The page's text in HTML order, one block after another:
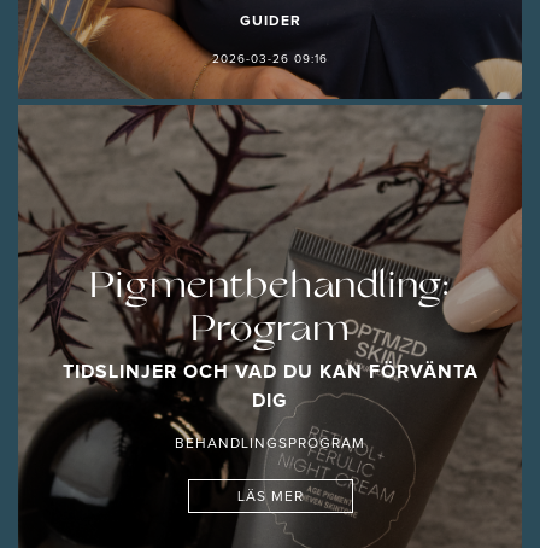
GUIDER
2026-03-26 09:16
Pigmentbehandling:
Program
TIDSLINJER OCH VAD DU KAN FÖRVÄNTA
DIG
BEHANDLINGSPROGRAM
LÄS MER